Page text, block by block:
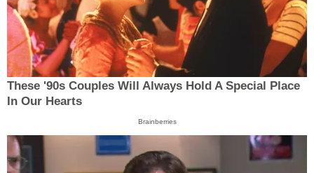
These '90s Couples Will Always Hold A Special Place
In Our Hearts
Brainberries